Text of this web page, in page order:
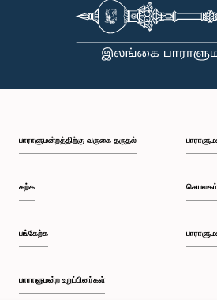
பாராளுமன்றத்திற்கு வருகை தருதல்
கற்க
பங்கேற்க
பாராளுமன்ற உறுப்பினர்கள்
செயலகம்